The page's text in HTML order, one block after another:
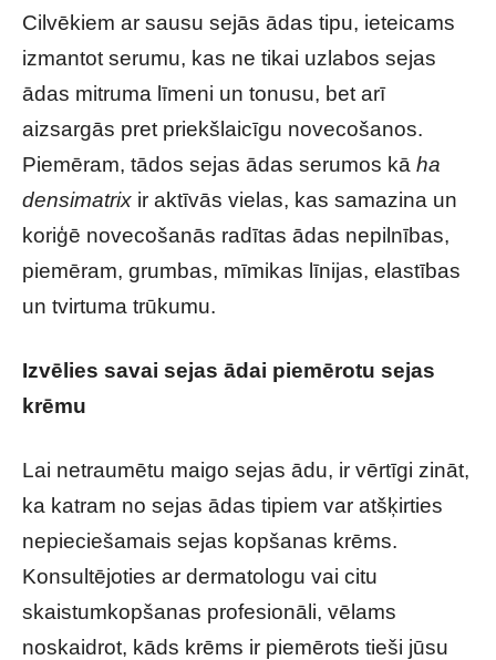
Cilvēkiem ar sausu sejās ādas tipu, ieteicams
izmantot serumu, kas ne tikai uzlabos sejas
ādas mitruma līmeni un tonusu, bet arī
aizsargās pret priekšlaicīgu novecošanos.
Piemēram, tādos sejas ādas serumos kā ha
densimatrix ir aktīvās vielas, kas samazina un
koriģē novecošanās radītas ādas nepilnības,
piemēram, grumbas, mīmikas līnijas, elastības
un tvirtuma trūkumu.
Izvēlies savai sejas ādai piemērotu sejas
krēmu
Lai netraumētu maigo sejas ādu, ir vērtīgi zināt,
ka katram no sejas ādas tipiem var atšķirties
nepieciešamais sejas kopšanas krēms.
Konsultējoties ar dermatologu vai citu
skaistumkopšanas profesionāli, vēlams
noskaidrot, kāds krēms ir piemērots tieši jūsu